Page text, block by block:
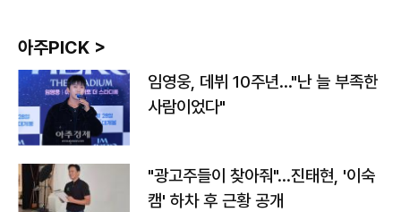
아주PICK >
임영웅, 데뷔 10주년…"난 늘 부족한
사람이었다"
"광고주들이 찾아줘"…진태현, '이숙
캠' 하차 후 근황 공개